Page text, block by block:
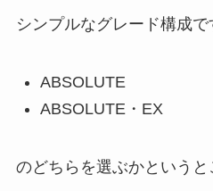
シンプルなグレード構成
ABSOLUTE
ABSOLUTE・EX
のどちらを選ぶかというと